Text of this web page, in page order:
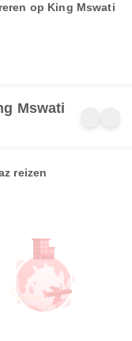
op King Mswati
Mswati
reizen